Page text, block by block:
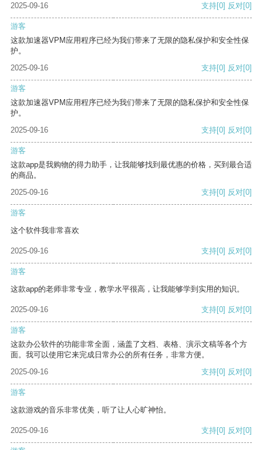
2025-09-16 支持[0] 反对[0]
游客
这款加速器VPM应用程序已经为我们带来了无限的隐私保护和安全性保
护。
2025-09-16
支持[0] 反对[0]
游客
这款加速器VPM应用程序已经为我们带来了无限的隐私保护和安全性保
护。
2025-09-16
支持[0] 反对[0]
游客
这款app是我购物的得力助手，让我能够找到最优惠的价格，买到最合适
的商品。
2025-09-16
支持[0] 反对[0]
游客
这个软件我非常喜欢
2025-09-16 支持[0] 反对[0]
游客
这款app的老师非常专业，教学水平很高，让我能够学到实用的知识。
2025-09-16 支持[0] 反对[0]
游客
这款办公软件的功能非常全面，涵盖了文档、表格、演示文稿等各个方
面。我可以使用它来完成日常办公的所有任务，非常方便。
2025-09-16
支持[0] 反对[0]
游客
这款游戏的音乐非常优美，听了让人心旷神怡。
2025-09-16 支持[0] 反对[0]